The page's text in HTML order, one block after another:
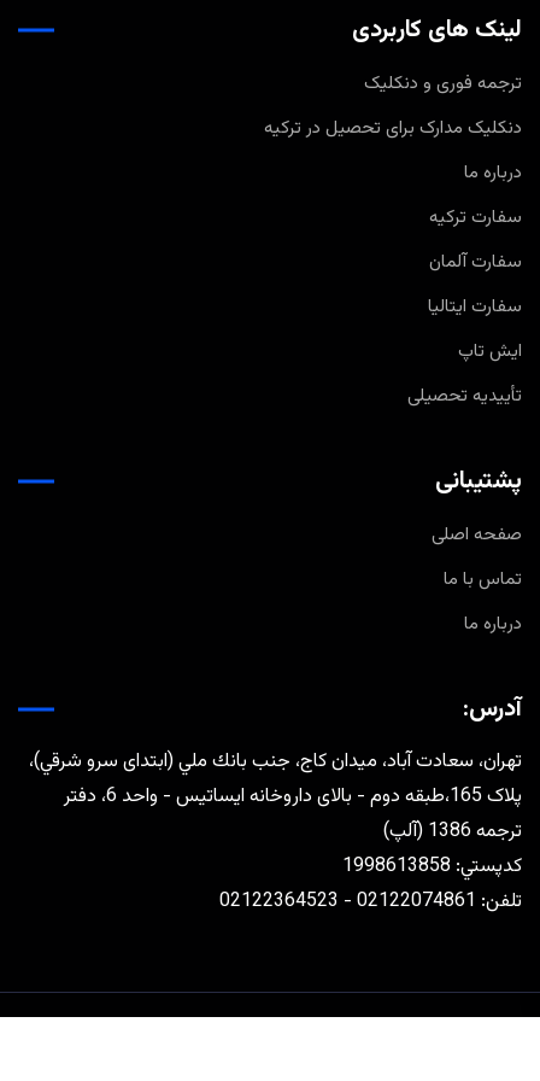
لینک های کاربردی
ترجمه فوری و دنکلیک
دنکلیک مدارک برای تحصیل در ترکیه
درباره ما
سفارت ترکیه
سفارت آلمان
سفارت ایتالیا
ایش تاپ
تأییدیه تحصیلی
پشتیبانی
صفحه اصلی
تماس با ما
درباره ما
آدرس:
تهران، سعادت آباد، ميدان كاج، جنب بانك ملي (ابتدای سرو شرقي)،
پلاک 165،طبقه دوم - بالای داروخانه ایساتیس - واحد 6، دفتر
ترجمه 1386 (آلپ)
كدپستي: 1998613858
تلفن: 02122074861 - 02122364523